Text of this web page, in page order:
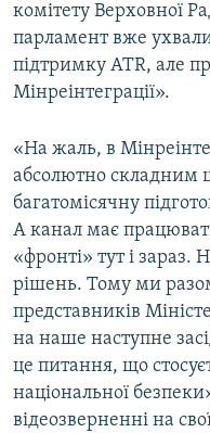
комітету Верховної
парламент вже
підтримку ATR, але
Мінреінтеграції».
«На жаль, в
абсолютно складним
багатомісячну
А канал має
«фронті» тут і зараз.
рішень. Тому ми
представників
на наше наступне
це питання, що
національної
відеозверненні на